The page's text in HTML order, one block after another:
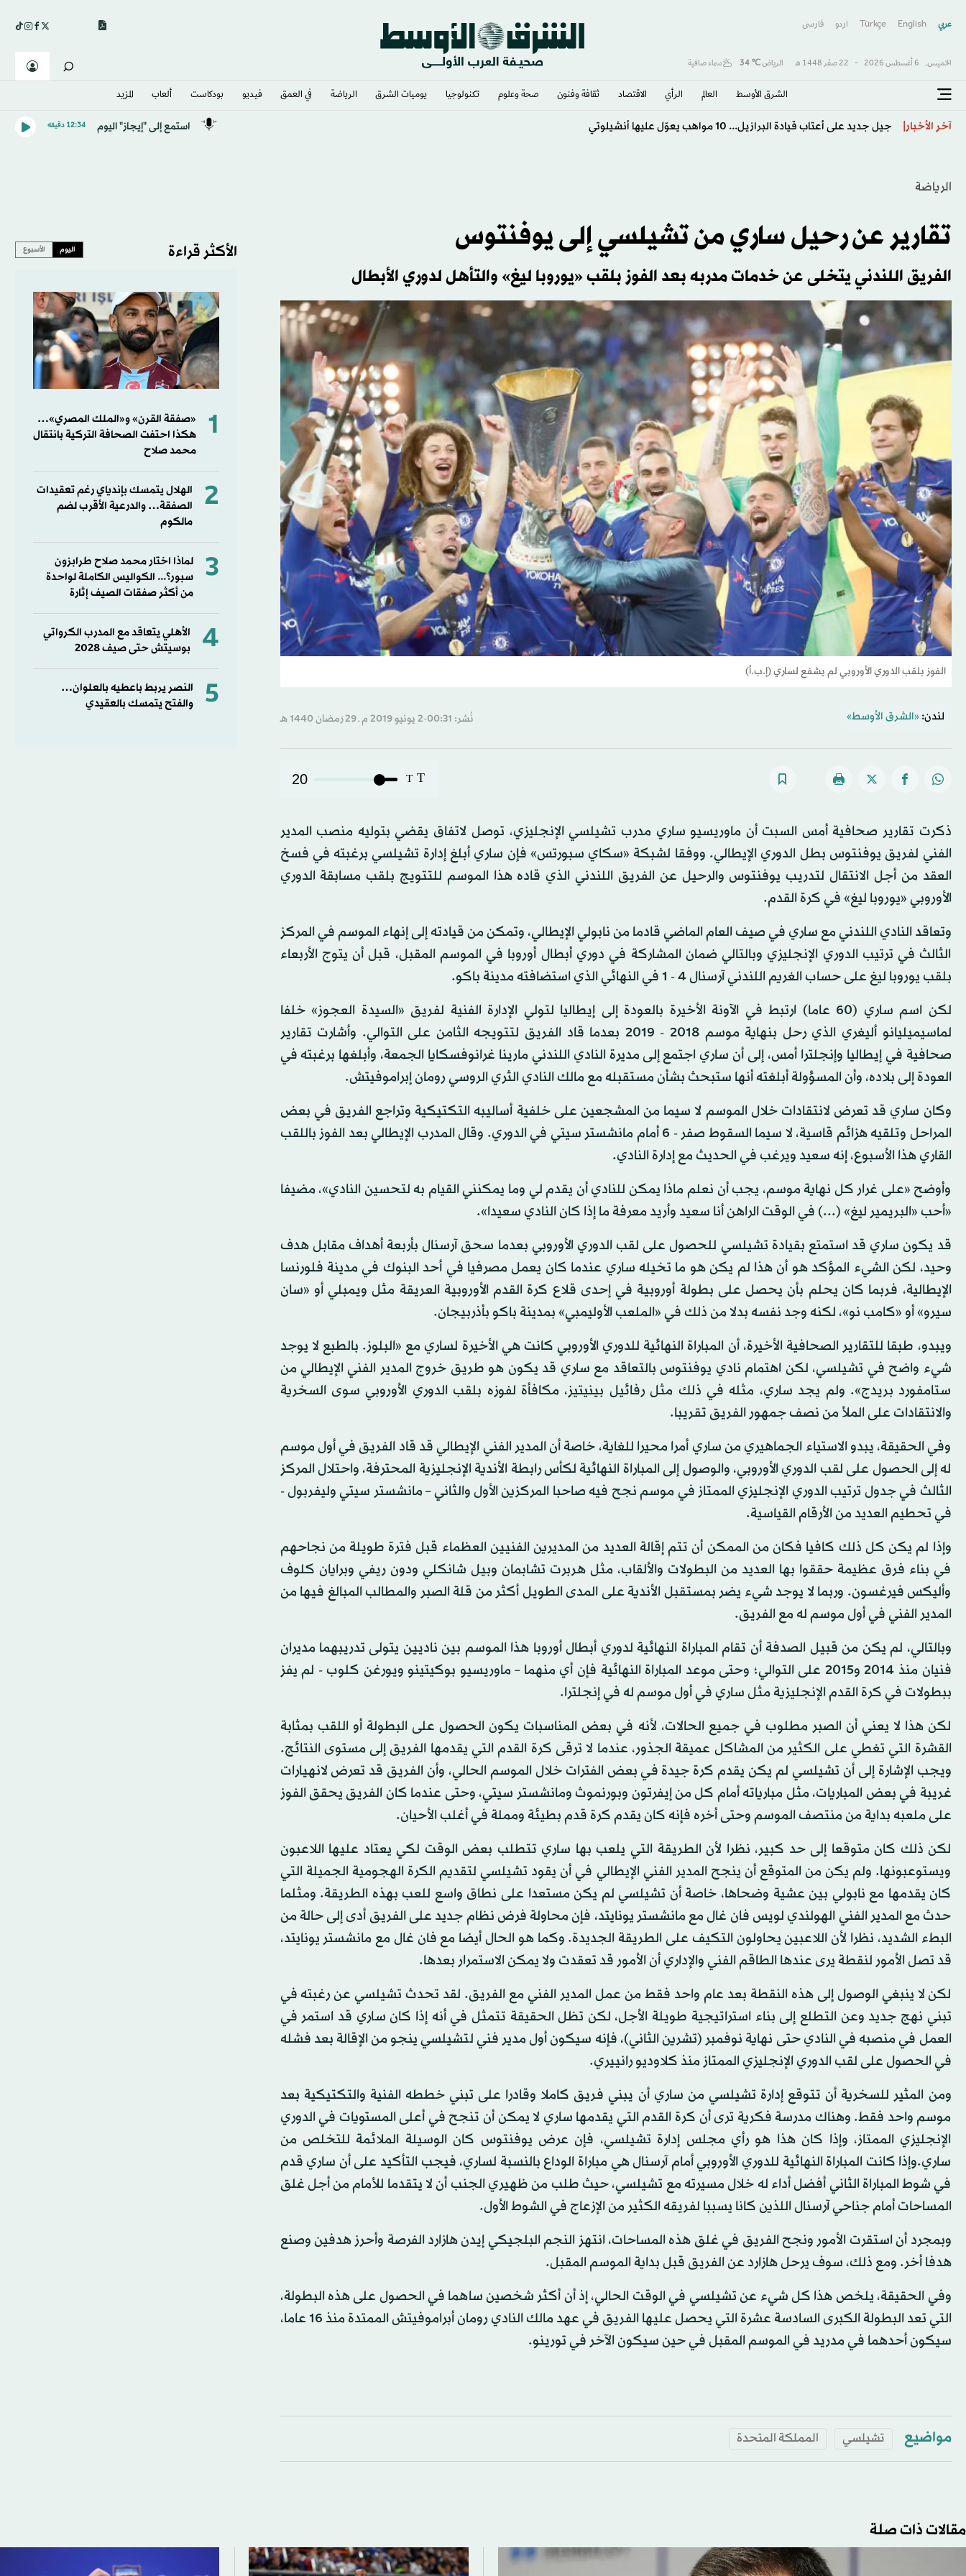
عربي English
Türkçe اردو فارسى
الخميس, 6 أغسطس 2026 - 22 صفَر 1448 هـ الرياض℃
34 سماء صافية
الشرق الأوسط​ العالم الرأي الاقتصاد ثقافة وفنون صحة وعلوم تكنولوجيا يوميات الشرق​ الرياضة في العمق فيديو بودكاست ألعاب المزيد
آخر الأخبار موناكو يهزم خيتافي ودياً رغم النقص العددي استمع إلى "إيجاز" اليوم 12:34 دقيقه
الرياضة
تقارير عن رحيل ساري من تشيلسي إلى يوفنتوس
الفريق اللندني يتخلى عن خدمات مدربه بعد الفوز بلقب «يوروبا ليغ» والتأهل لدوري الأبطال
الفوز بلقب الدوري الأوروبي لم يشفع لساري (إ.ب.أ)
لندن: «الشرق الأوسط» نُشر: 00:31-2 يونيو 2019 م ـ 29 رَمضان 1440 هـ
T
T
20
ذكرت تقارير صحافية أمس السبت أن ماوريسيو ساري مدرب تشيلسي الإنجليزي، توصل لاتفاق يقضي بتوليه منصب المدير
الفني لفريق يوفنتوس بطل الدوري الإيطالي. ووفقا لشبكة «سكاي سبورتس» فإن ساري أبلغ إدارة تشيلسي برغبته في فسخ
العقد من أجل الانتقال لتدريب يوفنتوس والرحيل عن الفريق اللندني الذي قاده هذا الموسم للتتويج بلقب مسابقة الدوري
الأوروبي «يوروبا ليغ» في كرة القدم.
وتعاقد النادي اللندني مع ساري في صيف العام الماضي قادما من نابولي الإيطالي، وتمكن من قيادته إلى إنهاء الموسم في المركز
الثالث في ترتيب الدوري الإنجليزي وبالتالي ضمان المشاركة في دوري أبطال أوروبا في الموسم المقبل، قبل أن يتوج الأربعاء
بلقب يوروبا ليغ على حساب الغريم اللندني آرسنال 4 - 1 في النهائي الذي استضافته مدينة باكو.
لكن اسم ساري (60 عاما) ارتبط في الآونة الأخيرة بالعودة إلى إيطاليا لتولي الإدارة الفنية لفريق «السيدة العجوز» خلفا
لماسيميليانو أليغري الذي رحل بنهاية موسم 2018 - 2019 بعدما قاد الفريق لتتويجه الثامن على التوالي. وأشارت تقارير
صحافية في إيطاليا وإنجلترا أمس، إلى أن ساري اجتمع إلى مديرة النادي اللندني مارينا غرانوفسكايا الجمعة، وأبلغها برغبته في
العودة إلى بلاده، وأن المسؤولة أبلغته أنها ستبحث بشأن مستقبله مع مالك النادي الثري الروسي رومان إبراموفيتش.
وكان ساري قد تعرض لانتقادات خلال الموسم لا سيما من المشجعين على خلفية أساليبه التكتيكية وتراجع الفريق في بعض
المراحل وتلقيه هزائم قاسية، لا سيما السقوط صفر - 6 أمام مانشستر سيتي في الدوري. وقال المدرب الإيطالي بعد الفوز باللقب
القاري هذا الأسبوع، إنه سعيد ويرغب في الحديث مع إدارة النادي.
وأوضح «على غرار كل نهاية موسم، يجب أن نعلم ماذا يمكن للنادي أن يقدم لي وما يمكنني القيام به لتحسين النادي»، مضيفا
«أحب «البريمير ليغ» (...) في الوقت الراهن أنا سعيد وأريد معرفة ما إذا كان النادي سعيدا».
قد يكون ساري قد استمتع بقيادة تشيلسي للحصول على لقب الدوري الأوروبي بعدما سحق آرسنال بأربعة أهداف مقابل هدف
وحيد، لكن الشيء المؤكد هو أن هذا لم يكن هو ما تخيله ساري عندما كان يعمل مصرفيا في أحد البنوك في مدينة فلورنسا
الإيطالية، فربما كان يحلم بأن يحصل على بطولة أوروبية في إحدى قلاع كرة القدم الأوروبية العريقة مثل ويمبلي أو «سان
سيرو» أو «كامب نو»، لكنه وجد نفسه بدلا من ذلك في «الملعب الأوليمبي» بمدينة باكو بأذربيجان.
ويبدو، طبقا للتقارير الصحافية الأخيرة، أن المباراة النهائية للدوري الأوروبي كانت هي الأخيرة لساري مع «البلوز. بالطبع لا يوجد
شيء واضح في تشيلسي، لكن اهتمام نادي يوفنتوس بالتعاقد مع ساري قد يكون هو طريق خروج المدير الفني الإيطالي من
ستامفورد بريدج». ولم يجد ساري، مثله في ذلك مثل رفائيل بينيتيز، مكافأة لفوزه بلقب الدوري الأوروبي سوى السخرية
والانتقادات على الملأ من نصف جمهور الفريق تقريبا.
وفي الحقيقة، يبدو الاستياء الجماهيري من ساري أمرا محيرا للغاية، خاصة أن المدير الفني الإيطالي قد قاد الفريق في أول موسم
له إلى الحصول على لقب الدوري الأوروبي، والوصول إلى المباراة النهائية لكأس رابطة الأندية الإنجليزية المحترفة، واحتلال المركز
الثالث في جدول ترتيب الدوري الإنجليزي الممتاز في موسم نجح فيه صاحبا المركزين الأول والثاني – مانشستر سيتي وليفربول -
في تحطيم العديد من الأرقام القياسية.
وإذا لم يكن كل ذلك كافيا فكان من الممكن أن تتم إقالة العديد من المديرين الفنيين العظماء قبل فترة طويلة من نجاحهم
في بناء فرق عظيمة حققوا بها العديد من البطولات والألقاب، مثل هربرت تشابمان وبيل شانكلي ودون ريفي وبرايان كلوف
وأليكس فيرغسون. وربما لا يوجد شيء يضر بمستقبل الأندية على المدى الطويل أكثر من قلة الصبر والمطالب المبالغ فيها من
المدير الفني في أول موسم له مع الفريق.
وبالتالي، لم يكن من قبيل الصدفة أن تقام المباراة النهائية لدوري أبطال أوروبا هذا الموسم بين ناديين يتولى تدريبهما مديران
فنيان منذ 2014 و2015 على التوالي؛ وحتى موعد المباراة النهائية فإن أي منهما – ماوريسيو بوكيتينو ويورغن كلوب - لم يفز
ببطولات في كرة القدم الإنجليزية مثل ساري في أول موسم له في إنجلترا.
لكن هذا لا يعني أن الصبر مطلوب في جميع الحالات، لأنه في بعض المناسبات يكون الحصول على البطولة أو اللقب بمثابة
القشرة التي تغطي على الكثير من المشاكل عميقة الجذور، عندما لا ترقى كرة القدم التي يقدمها الفريق إلى مستوى النتائج.
ويجب الإشارة إلى أن تشيلسي لم يكن يقدم كرة جيدة في بعض الفترات خلال الموسم الحالي، وأن الفريق قد تعرض لانهيارات
غريبة في بعض المباريات، مثل مبارياته أمام كل من إيفرتون وبورنموث ومانشستر سيتي، وحتى عندما كان الفريق يحقق الفوز
على ملعبه بداية من منتصف الموسم وحتى أخره فإنه كان يقدم كرة قدم بطيئة ومملة في أغلب الأحيان.
لكن ذلك كان متوقعا إلى حد كبير، نظرا لأن الطريقة التي يلعب بها ساري تتطلب بعض الوقت لكي يعتاد عليها اللاعبون
ويستوعبونها. ولم يكن من المتوقع أن ينجح المدير الفني الإيطالي في أن يقود تشيلسي لتقديم الكرة الهجومية الجميلة التي
كان يقدمها مع نابولي بين عشية وضحاها، خاصة أن تشيلسي لم يكن مستعدا على نطاق واسع للعب بهذه الطريقة. ومثلما
حدث مع المدير الفني الهولندي لويس فان غال مع مانشستر يونايتد، فإن محاولة فرض نظام جديد على الفريق أدى إلى حالة من
البطء الشديد، نظرا لأن اللاعبين يحاولون التكيف على الطريقة الجديدة. وكما هو الحال أيضا مع فان غال مع مانشستر يونايتد،
قد تصل الأمور لنقطة يرى عندها الطاقم الفني والإداري أن الأمور قد تعقدت ولا يمكن الاستمرار بعدها.
لكن لا ينبغي الوصول إلى هذه النقطة بعد عام واحد فقط من عمل المدير الفني مع الفريق. لقد تحدث تشيلسي عن رغبته في
تبني نهج جديد وعن التطلع إلى بناء استراتيجية طويلة الأجل، لكن تظل الحقيقة تتمثل في أنه إذا كان ساري قد استمر في
العمل في منصبه في النادي حتى نهاية نوفمبر (تشرين الثاني)، فإنه سيكون أول مدير فني لتشيلسي ينجو من الإقالة بعد فشله
في الحصول على لقب الدوري الإنجليزي الممتاز منذ كلاوديو رانييري.
ومن المثير للسخرية أن تتوقع إدارة تشيلسي من ساري أن يبني فريق كاملا وقادرا على تبني خططه الفنية والتكتيكية بعد
موسم واحد فقط. وهناك مدرسة فكرية ترى أن كرة القدم التي يقدمها ساري لا يمكن أن تنجح في أعلى المستويات في الدوري
الإنجليزي الممتاز، وإذا كان هذا هو رأي مجلس إدارة تشيلسي، فإن عرض يوفنتوس كان الوسيلة الملائمة للتخلص من
ساري.وإذا كانت المباراة النهائية للدوري الأوروبي أمام آرسنال هي مباراة الوداع بالنسبة لساري، فيجب التأكيد على أن ساري قدم
في شوط المباراة الثاني أفضل أداء له خلال مسيرته مع تشيلسي، حيث طلب من ظهيري الجنب أن لا يتقدما للأمام من أجل غلق
المساحات أمام جناحي آرسنال اللذين كانا يسببا لفريقه الكثير من الإزعاج في الشوط الأول.
وبمجرد أن استقرت الأمور ونجح الفريق في غلق هذه المساحات، انتهز النجم البلجيكي إيدن هازارد الفرصة وأحرز هدفين وصنع
هدفا أخر. ومع ذلك، سوف يرحل هازارد عن الفريق قبل بداية الموسم المقبل.
وفي الحقيقة، يلخص هذا كل شيء عن تشيلسي في الوقت الحالي، إذ أن أكثر شخصين ساهما في الحصول على هذه البطولة،
التي تعد البطولة الكبرى السادسة عشرة التي يحصل عليها الفريق في عهد مالك النادي رومان أبراموفيتش الممتدة منذ 16 عاما،
سيكون أحدهما في مدريد في الموسم المقبل في حين سيكون الآخر في تورينو.
مواضيع تشيلسي المملكة المتحدة
الأكثر قراءة اليوم الأسبوع
1
«صفقة القرن» و«الملك المصري»…
هكذا احتفت الصحافة التركية بانتقال
محمد صلاح
2
الهلال يتمسك بإندياي رغم تعقيدات
الصفقة… والدرعية الأقرب لضم
مالكوم
3
لماذا اختار محمد صلاح طرابزون
سبور؟... الكواليس الكاملة لواحدة
من أكثر صفقات الصيف إثارة
4
الأهلي يتعاقد مع المدرب الكرواتي
بوسيتش حتى صيف 2028
5
النصر يربط باعطيه بالعلوان…
والفتح يتمسك بالعقيدي
مقالات ذات صلة